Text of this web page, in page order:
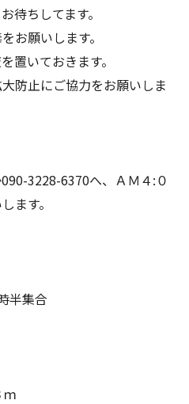
待ちしてます。
お願いします。
置いておきます。
防止にご協力をお願いしま
3228-6370へ、ＡＭ４:０
ます。
半集合